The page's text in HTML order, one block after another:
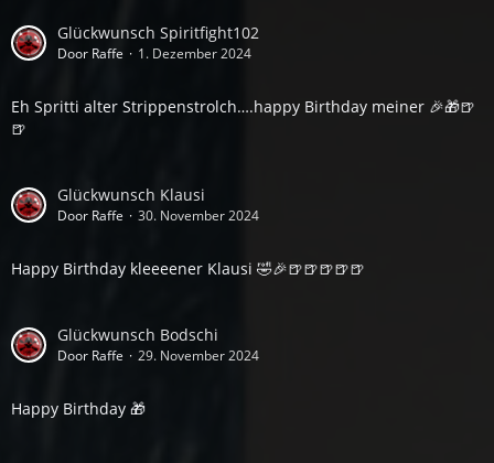
Glückwunsch Spiritfight102
Door Raffe 1. Dezember 2024
Eh Spritti alter Strippenstrolch….happy Birthday meiner 🎉🎁🍺
🍺
Glückwunsch Klausi
Door Raffe 30. November 2024
Happy Birthday kleeeener Klausi 🤣🎉🍺🍺🍺🍺🍺
Glückwunsch Bodschi
Door Raffe 29. November 2024
Happy Birthday 🎁